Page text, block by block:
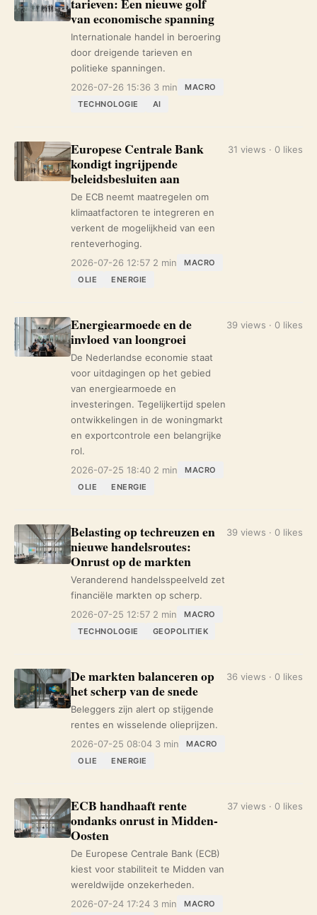
van economische spanning
Internationale handel in beroering
door dreigende tarieven en
politieke spanningen.
2026-07-26 15:36 3 min
MACRO
TECHNOLOGIE
AI
Europese Centrale Bank
kondigt ingrijpende
beleidsbesluiten aan
De ECB neemt maatregelen om
klimaatfactoren te integreren en
verkent de mogelijkheid van een
renteverhoging.
2026-07-26 12:57 2 min
MACRO
OLIE
ENERGIE
31 views · 0 likes
Energiearmoede en de
invloed van loongroei
De Nederlandse economie staat
voor uitdagingen op het gebied
van energiearmoede en
investeringen. Tegelijkertijd spelen
ontwikkelingen in de woningmarkt
en exportcontrole een belangrijke
rol.
2026-07-25 18:40 2 min
MACRO
OLIE
ENERGIE
39 views · 0 likes
Belasting op techreuzen en
nieuwe handelsroutes:
Onrust op de markten
Veranderend handelsspeelveld zet
financiële markten op scherp.
2026-07-25 12:57 2 min
MACRO
TECHNOLOGIE
GEOPOLITIEK
39 views · 0 likes
De markten balanceren op
het scherp van de snede
Beleggers zijn alert op stijgende
rentes en wisselende olieprijzen.
2026-07-25 08:04 3 min
MACRO
OLIE
ENERGIE
36 views · 0 likes
ECB handhaaft rente
ondanks onrust in Midden-
Oosten
De Europese Centrale Bank (ECB)
kiest voor stabiliteit te Midden van
wereldwijde onzekerheden.
2026-07-24 17:24 3 min
MACRO
37 views · 0 likes